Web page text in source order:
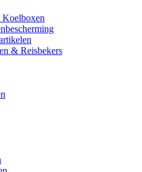
Koelboxen
& Reisbekers